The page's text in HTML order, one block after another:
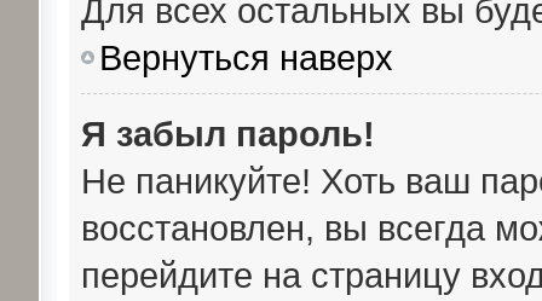
Для всех остальных вы
Вернуться наверх
Я забыл пароль!
Не паникуйте! Хоть ваш
восстановлен, вы всегда
перейдите на страницу